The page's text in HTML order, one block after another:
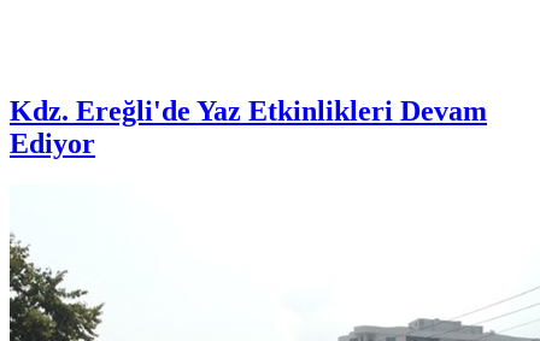
Kdz. Ereğli'de Yaz Etkinlikleri Devam
Ediyor